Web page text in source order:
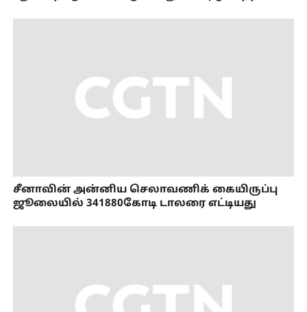
சீனாவின் அன்னிய செலாவணிக் கையிருப்பு
ஜூலையில் 341880கோடி டாலரை எட்டியது